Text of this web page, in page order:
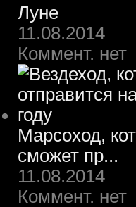
Луне
11.08.2014
Коммент. нет
Марсоход,
сможет пр...
11.08.2014
Коммент. нет